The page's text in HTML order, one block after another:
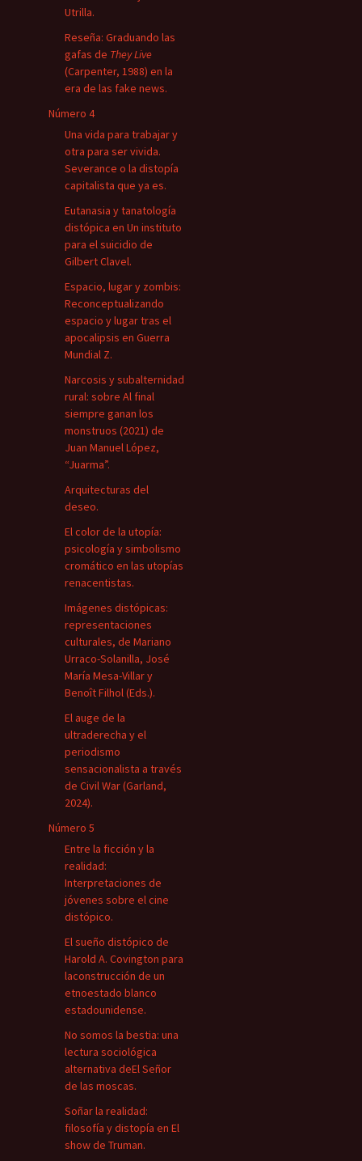
Utrilla.
Reseña: Graduando las
gafas de They Live
(Carpenter, 1988) en la
era de las fake news.
Número 4
Una vida para trabajar y
otra para ser vivida.
Severance o la distopía
capitalista que ya es.
Eutanasia y tanatología
distópica en Un instituto
para el suicidio de
Gilbert Clavel.
Espacio, lugar y zombis:
Reconceptualizando
espacio y lugar tras el
apocalipsis en Guerra
Mundial Z.
Narcosis y subalternidad
rural: sobre Al final
siempre ganan los
monstruos (2021) de
Juan Manuel López,
“Juarma”.
Arquitecturas del
deseo.
El color de la utopía:
psicología y simbolismo
cromático en las utopías
renacentistas.
Imágenes distópicas:
representaciones
culturales, de Mariano
Urraco-Solanilla, José
María Mesa-Villar y
Benoît Filhol (Eds.).
El auge de la
ultraderecha y el
periodismo
sensacionalista a través
de Civil War (Garland,
2024).
Número 5
Entre la ficción y la
realidad:
Interpretaciones de
jóvenes sobre el cine
distópico.
El sueño distópico de
Harold A. Covington para
laconstrucción de un
etnoestado blanco
estadounidense.
No somos la bestia: una
lectura sociológica
alternativa deEl Señor
de las moscas.
Soñar la realidad:
filosofía y distopía en El
show de Truman.